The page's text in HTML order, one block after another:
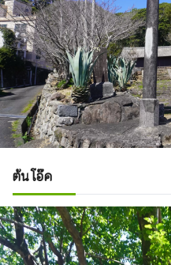
ต้นโอ๊ค